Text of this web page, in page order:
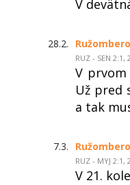
V
28.2.
RUZ - SEN
V
Už pred
a tak
7.3.
RUZ - MYJ
V 21.